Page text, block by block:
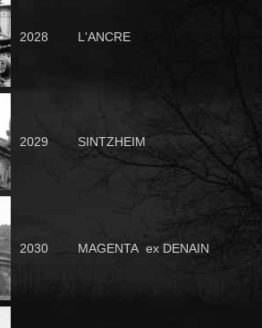
2028 L'ANCRE
2029 SINTZHEIM
2030 MAGENTA ex DENAIN